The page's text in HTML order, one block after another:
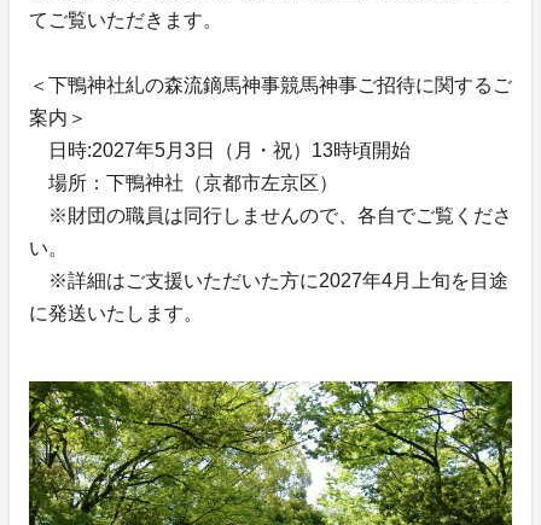
てご覧いただきます。
＜下鴨神社糺の森流鏑馬神事競馬神事ご招待に関するご
案内＞
日時:2027年5月3日（月・祝）13時頃開始
場所：下鴨神社（京都市左京区）
※財団の職員は同行しませんので、各自でご覧くださ
い。
※詳細はご支援いただいた方に2027年4月上旬を目途
に発送いたします。